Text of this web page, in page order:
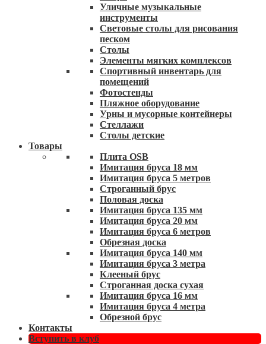
Уличные музыкальные
инструменты
Световые столы для рисования
песком
Столы
Элементы мягких комплексов
Спортивный инвентарь для
помещений
Фотостенды
Пляжное оборудование
Урны и мусорные контейнеры
Стеллажи
Столы детские
Товары
Плита OSB
Имитация бруса 18 мм
Имитация бруса 5 метров
Строганный брус
Половая доска
Имитация бруса 135 мм
Имитация бруса 20 мм
Имитация бруса 6 метров
Обрезная доска
Имитация бруса 140 мм
Имитация бруса 3 метра
Клееный брус
Строганная доска сухая
Имитация бруса 16 мм
Имитация бруса 4 метра
Обрезной брус
Контакты
Вступить в клуб